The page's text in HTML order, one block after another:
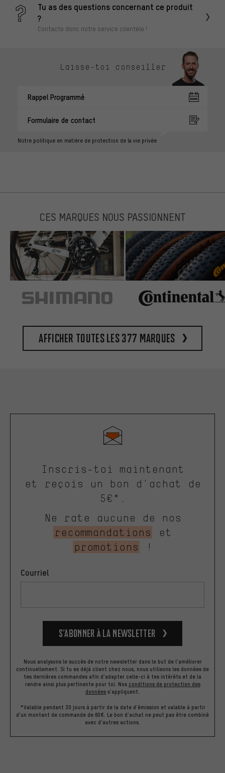
Tu as des questions concernant ce produit
?
Contacte donc notre service clientèle !
Laisse-toi conseiller
Rappel Programmé
Formulaire de contact
Notre politique en matière de protection de la vie privée
CES MARQUES NOUS PASSIONNENT
Afficher toutes les 377 marques
Inscris-toi maintenant
et reçois un bon d'achat de
5€*.
Ne rate aucune de nos
recommandations
et
promotions
!
Courriel
S’abonner à la newsletter
Nous analysons le succès de notre newsletter dans le but de l'améliorer
continuellement. Si tu es déjà client chez nous, nous utilisons les données de
tes dernières commandes afin d'adapter celle-ci à tes intérêts et de la
rendre ainsi plus pertinente pour toi. Nos conditions de protection des
données s'appliquent.
*Valable pendant 30 jours à partir de la date d'émission et valable à partir
d'un montant de commande de 60€. Le bon d'achat ne peut pas être combiné
avec d'autres actions.